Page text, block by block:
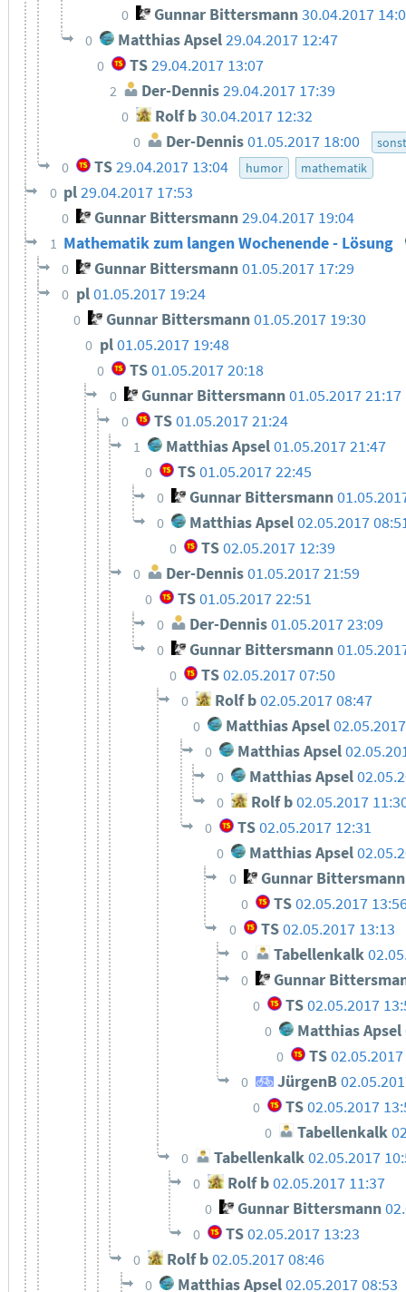
0 Gunnar Bittersmann 30.04.2017
0 Matthias Apsel29.04.2017 12:47
0 TS29.04.2017 13:07
2 Der-Dennis29.04.2017 17:39
0 Rolf b30.04.2017 12:32
0 Der-Dennis01.05.2017 18:00
0 TS 29.04.2017 13:04 humor mathematik
0 pl29.04.2017 17:53
0 Gunnar Bittersmann 29.04.2017 19:04
1 Mathematik zum langen Wochenende - Lösung
0 Gunnar Bittersmann 01.05.2017 17:29
0 pl01.05.2017 19:24
0 Gunnar Bittersmann01.05.2017 19:30
0 pl01.05.2017 19:48
0 TS01.05.2017 20:18
0 Gunnar Bittersmann01.05.2017 21:17
0 TS 01.05.2017 21:24
1 Matthias Apsel01.05.2017 21:47
0 TS01.05.2017 22:45
0 Gunnar Bittersmann
0 Matthias Apsel02.05.2017
0 TS02.05.2017 12:39
0 Der-Dennis01.05.2017 21:59
0 TS01.05.2017 22:51
0 Der-Dennis01.05.2017 23:09
0 Gunnar Bittersmann
0 TS02.05.2017 07:50
0 Rolf b02.05.2017 08:47
0 Matthias Apsel
0 Matthias Apsel
0 Matthias Apsel
0 Rolf b02.05.2017
0 TS02.05.2017 12:31
0 Matthias Apsel
0 Gunnar Bittersmann
0 TS 02.05.2017
0 TS02.05.2017 13:13
0 Tabellenkalk
0 Gunnar
0 TS02.05.2017
0 Matthias Apsel
0 TS
0 JürgenB
0 TS02.05.2017
0 Tabellenkalk
0 Tabellenkalk 02.05.2017
0 Rolf b 02.05.2017 11:37
0 Gunnar Bittersmann
0 TS02.05.2017 13:23
0 Rolf b 02.05.2017 08:46
0 Matthias Apsel02.05.2017 08:53